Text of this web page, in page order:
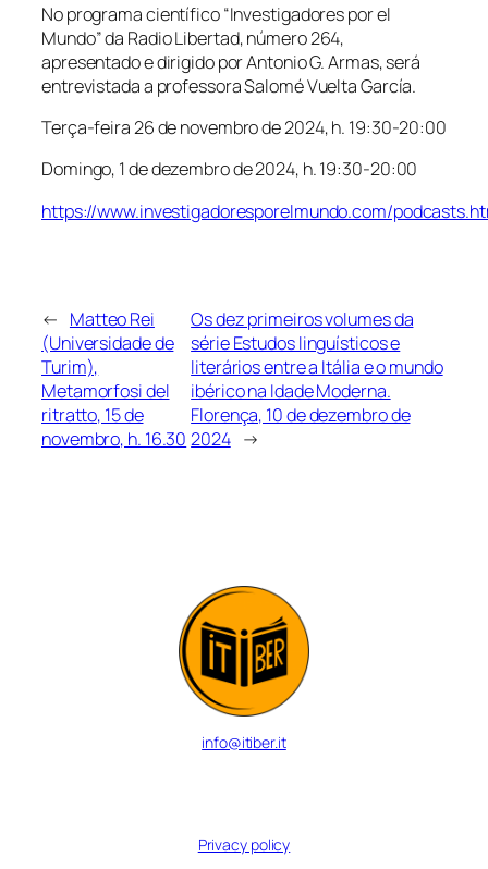
No programa científico “Investigadores por el
Mundo” da Radio Libertad, número 264,
apresentado e dirigido por Antonio G. Armas, será
entrevistada a professora Salomé Vuelta García.
Terça-feira 26 de novembro de 2024, h. 19:30-20:00
Domingo, 1 de dezembro de 2024, h. 19:30-20:00
https://www.investigadoresporelmundo.com/
← Matteo Rei
(Universidade de
Turim),
Metamorfosi del
ritratto, 15 de
novembro, h. 16.30
Os dez primeiros volumes da
série Estudos linguísticos e
literários entre a Itália e o mundo
ibérico na Idade Moderna.
Florença, 10 de dezembro de
2024 →
info@itiber.it
Privacy policy